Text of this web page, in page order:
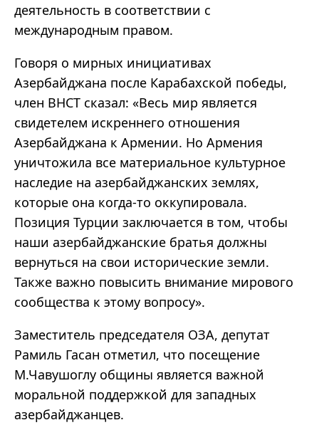
деятельность в соответствии с
международным правом.
Говоря о мирных инициативах
Азербайджана после Карабахской победы,
член ВНСТ сказал: «Весь мир является
свидетелем искреннего отношения
Азербайджана к Армении. Но Армения
уничтожила все материальное культурное
наследие на азербайджанских землях,
которые она когда-то оккупировала.
Позиция Турции заключается в том, чтобы
наши азербайджанские братья должны
вернуться на свои исторические земли.
Также важно повысить внимание мирового
сообщества к этому вопросу».
Заместитель председателя ОЗА, депутат
Рамиль Гасан отметил, что посещение
М.Чавушоглу общины является важной
моральной поддержкой для западных
азербайджанцев.